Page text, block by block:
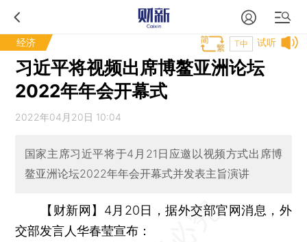
经济 试听
T中
习近平将视频出席博鳌亚洲论坛
2022年年会开幕式
2022年04月20日 10:04
国家主席习近平将于4月21日应邀以视频方式出席博
鳌亚洲论坛2022年年会开幕式并发表主旨演讲
【财新网】 4月20日，据外交部官网消息，外
交部发言人华春莹宣布：